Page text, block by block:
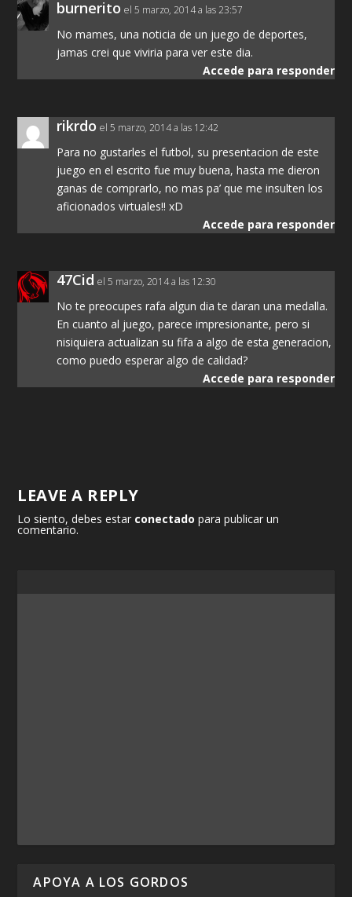
burnerito el 5 marzo, 2014 a las 23:57
No mames, una noticia de un juego de deportes,
jamas crei que viviria para ver este dia.
Accede para responder
rikrdo el 5 marzo, 2014 a las 12:42
Para no gustarles el futbol, su presentacion de este
juego en el escrito fue muy buena, hasta me dieron
ganas de comprarlo, no mas pa’ que me insulten los
aficionados virtuales!! xD
Accede para responder
47Cid el 5 marzo, 2014 a las 12:30
No te preocupes rafa algun dia te daran una medalla.
En cuanto al juego, parece impresionante, pero si
nisiquiera actualizan su fifa a algo de esta generacion,
como puedo esperar algo de calidad?
Accede para responder
LEAVE A REPLY
Lo siento, debes estar conectado para publicar un
comentario.
APOYA A LOS GORDOS